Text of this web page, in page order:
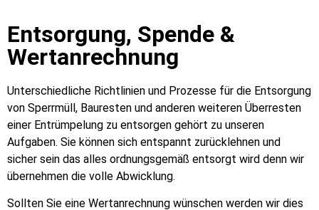
Entsorgung, Spende &
Wertanrechnung
Unterschiedliche Richtlinien und Prozesse für die Entsorgung
von Sperrmüll, Bauresten und anderen weiteren Überresten
einer Entrümpelung zu entsorgen gehört zu unseren
Aufgaben. Sie können sich entspannt zurücklehnen und
sicher sein das alles ordnungsgemäß entsorgt wird denn wir
übernehmen die volle Abwicklung.
Sollten Sie eine Wertanrechnung wünschen werden wir dies